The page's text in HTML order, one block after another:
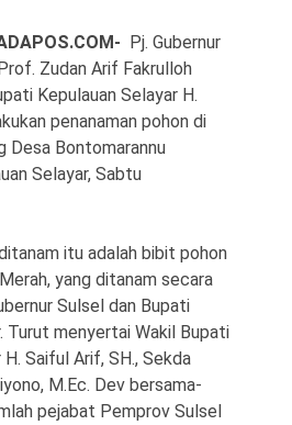
Pj. Gubernur
Zudan Arif Fakrulloh
Kepulauan Selayar H.
penanaman pohon di
Desa Bontomarannu
Selayar, Sabtu
itu adalah bibit pohon
yang ditanam secara
Sulsel dan Bupati
Turut menyertai Wakil Bupati
Saiful Arif, SH., Sekda
M.Ec. Dev bersama-
pejabat Pemprov Sulsel